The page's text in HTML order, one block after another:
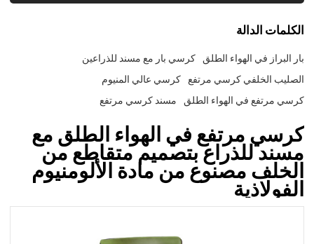
الكلمات الدالة
بار البراز في الهواء الطلق
كرسي بار مع مسند للذراعين
الصليب الخلفي كرسي مرتفع
كرسي عالي المنيوم
كرسي مرتفع في الهواء الطلق
مسند كرسي مرتفع
كرسي مرتفع في الهواء الطلق مع
مسند للذراع بتصميم متقاطع من
الخلف مصنوع من مادة الألومنيوم
الفولاذية